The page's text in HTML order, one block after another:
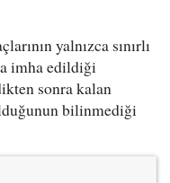
yalnızca sınırlı
imha edildiği
sonra kalan
bilinmediği